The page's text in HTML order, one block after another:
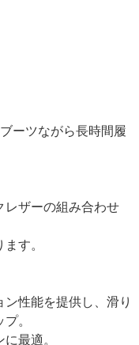
ーツながら長時間履
レザーの組み合わせ
す。
性能を提供し、滑り
。
最適。